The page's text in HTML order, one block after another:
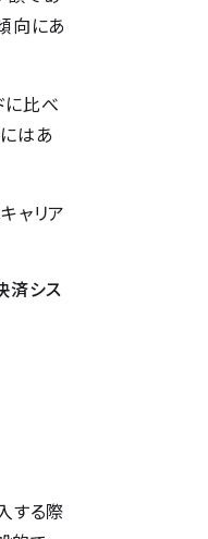
向にあ
比べ
はあ
ャリア
済シス
する際